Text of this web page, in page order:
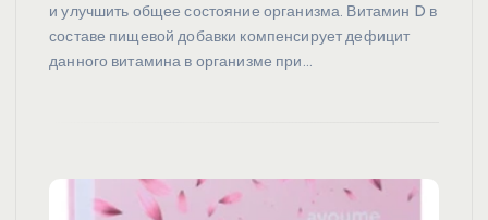
и улучшить общее состояние организма. Витамин D в
составе пищевой добавки компенсирует дефицит
данного витамина в организме при…